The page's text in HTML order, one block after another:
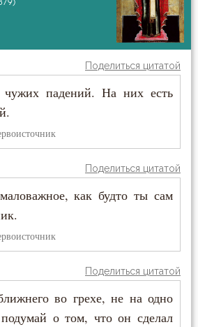
(Гренков)
(Путилов)
Поделиться цитатой
чужих падений. На них есть
Поделиться цитатой
как будто ты сам
Поделиться цитатой
во грехе, не на одно
о том, что он сделал